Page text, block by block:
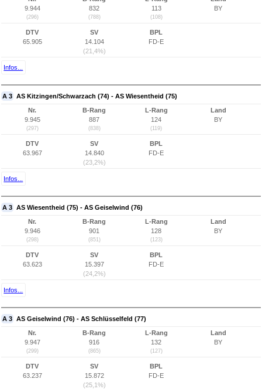
9.944
(296)
832
(788)
113
(108)
BY
DTV
65.905
SV
14.104
(21,4%)
BPL
FD-E
Infos...
A 3 AS Kitzingen/Schwarzach (74) - AS Wiesentheid (75)
Nr.
9.945
(297)
B-Rang
887
(838)
L-Rang
124
(119)
Land
BY
DTV
63.967
SV
14.840
(23,2%)
BPL
FD-E
Infos...
A 3 AS Wiesentheid (75) - AS Geiselwind (76)
Nr.
9.946
(298)
B-Rang
901
(851)
L-Rang
128
(123)
Land
BY
DTV
63.623
SV
15.397
(24,2%)
BPL
FD-E
Infos...
A 3 AS Geiselwind (76) - AS Schlüsselfeld (77)
Nr.
9.947
(299)
B-Rang
916
(865)
L-Rang
132
(127)
Land
BY
DTV
63.237
SV
15.872
(25,1%)
BPL
FD-E